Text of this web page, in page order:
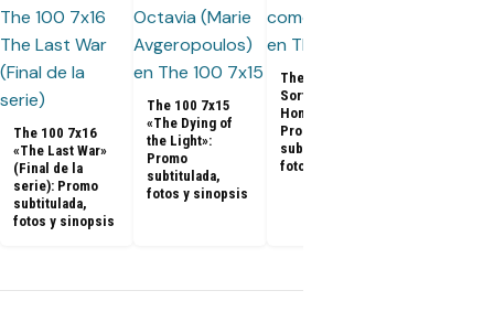
The 100 7x16
«The Last War»
(Final de la
serie): Promo
subtitulada,
fotos y sinopsis
The 100 7x15
«The Dying of
the Light»:
Promo
subtitulada,
fotos y sinopsis
The 100 7x14 «A
Sort of
Homecoming»:
Promo
subtitulada,
fotos y sinopsis